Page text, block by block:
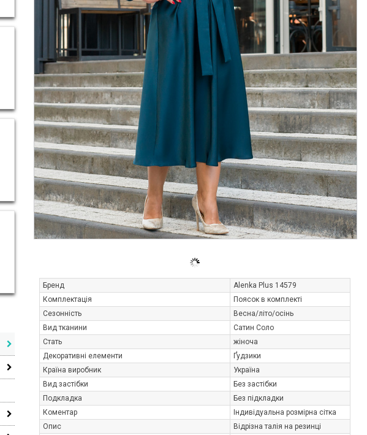
Бренд
Alenka Plus 14579
Комплектація
Поясок в комплекті
Сезонність
Весна/літо/осінь
Вид тканини
Сатин Соло
Стать
жіноча
Декоративні елементи
Ґудзики
Країна виробник
Україна
Вид застібки
Без застібки
Подкладка
Без підкладки
Коментар
Індивідуальна розмірна сітка
Опис
Відрізна талія на резинці